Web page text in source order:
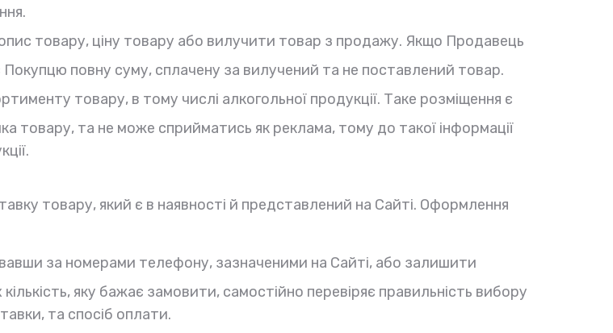
товару, ціну товару або вилучити товар з продажу. Якщо Продавець
повну суму, сплачену за вилучений та не поставлений товар.
товару, в тому числі алкогольної продукції. Таке розміщення є
та не може сприйматись як реклама, тому до такої інформації
товару, який є в наявності й представлений на Сайті. Оформлення
за номерами телефону, зазначеними на Сайті, або залишити
яку бажає замовити, самостійно перевіряє правильність вибору
та спосіб оплати.